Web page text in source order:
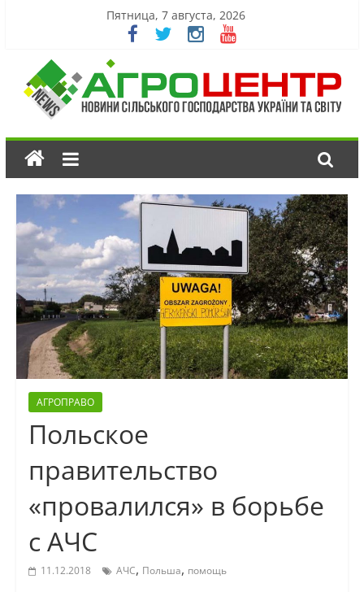
Пятница, 7 августа, 2026
АГРОПРАВО
Польское
правительство
«провалился» в борьбе
с АЧС
11.12.2018 АЧС, Польша, помощь